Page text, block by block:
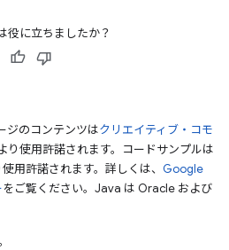
役に立ちましたか？
ジのコンテンツはクリエイティブ・コモ
り使用許諾されます。コードサンプルは
用許諾されます。詳しくは、 Google
をご覧ください。Java は Oracle および